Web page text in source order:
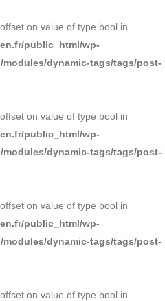
on value of type bool in
public_html/wp-
dynamic-tags/tags/post-
on value of type bool in
public_html/wp-
dynamic-tags/tags/post-
on value of type bool in
public_html/wp-
dynamic-tags/tags/post-
on value of type bool in